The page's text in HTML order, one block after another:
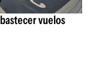
vuelos